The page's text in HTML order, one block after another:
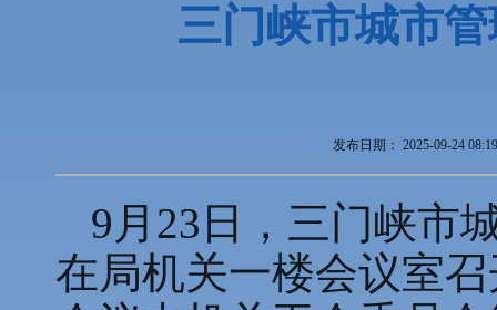
三门峡市城市
发布日期： 2025-09-24 08:19
9月23日，三门峡市
在局机关一楼会议室